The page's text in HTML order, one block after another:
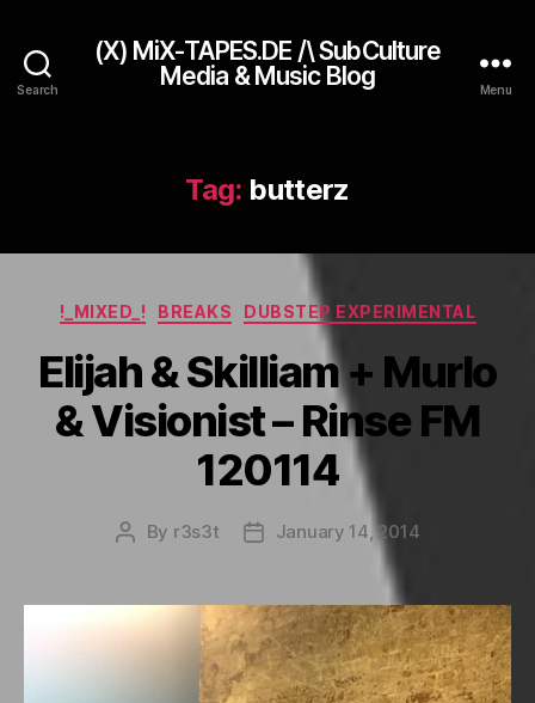
Search
(X) MiX-TAPES.DE /\ SubCulture
Media & Music Blog
Menu
Tag: butterz
Categories
!_MIXED_! BREAKS DUBSTEP EXPERIMENTAL
Elijah & Skilliam + Murlo
& Visionist – Rinse FM
120114
Post
By r3s3t
PostJanuary 14, 2014